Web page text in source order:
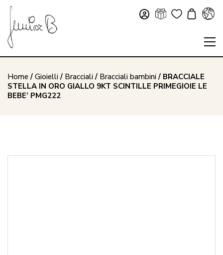
Home / Gioielli/ Bracciali/ Bracciali bambini/ BRACCIALE
STELLA IN ORO GIALLO 9KT SCINTILLE PRIMEGIOIE LE
BEBE’ PMG222